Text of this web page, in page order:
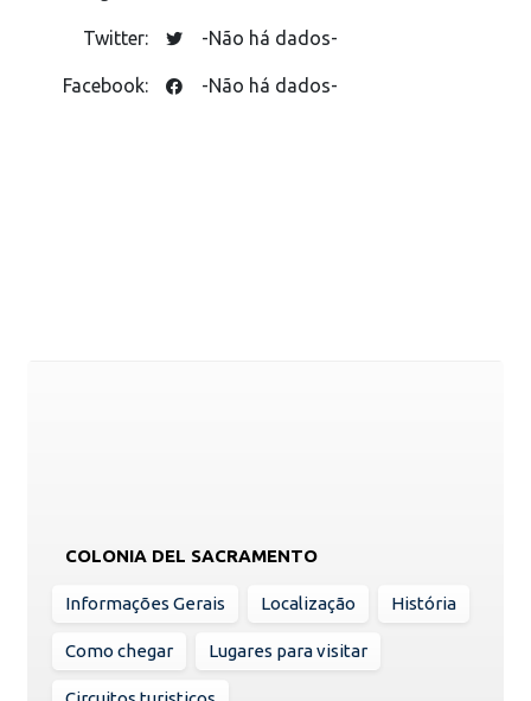
Twitter: -Não há dados-
Facebook: -Não há dados-
COLONIA DEL SACRAMENTO
Informações Gerais Localização História
Como chegar Lugares para visitar